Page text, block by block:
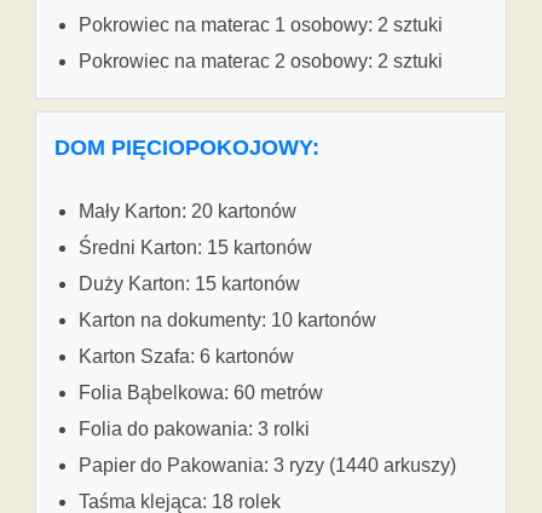
Pokrowiec na materac 1 osobowy: 2 sztuki
Pokrowiec na materac 2 osobowy: 2 sztuki
DOM PIĘCIOPOKOJOWY:
Mały Karton: 20 kartonów
Średni Karton: 15 kartonów
Duży Karton: 15 kartonów
Karton na dokumenty: 10 kartonów
Karton Szafa: 6 kartonów
Folia Bąbelkowa: 60 metrów
Folia do pakowania: 3 rolki
Papier do Pakowania: 3 ryzy (1440 arkuszy)
Taśma klejąca: 18 rolek